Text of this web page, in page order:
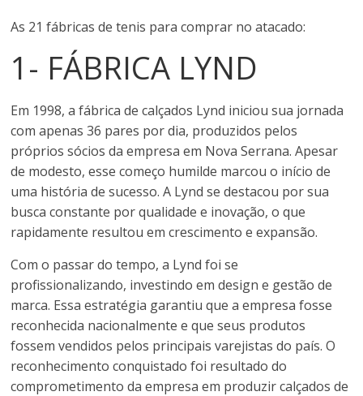
calçados
revender
As 21 fábricas de tenis para comprar no atacado:
1- FÁBRICA LYND
Em 1998, a fábrica de calçados Lynd iniciou sua jornada
com apenas 36 pares por dia, produzidos pelos
próprios sócios da empresa em Nova Serrana. Apesar
de modesto, esse começo humilde marcou o início de
uma história de sucesso. A Lynd se destacou por sua
busca constante por qualidade e inovação, o que
rapidamente resultou em crescimento e expansão.
Com o passar do tempo, a Lynd foi se
profissionalizando, investindo em design e gestão de
marca. Essa estratégia garantiu que a empresa fosse
reconhecida nacionalmente e que seus produtos
fossem vendidos pelos principais varejistas do país. O
reconhecimento conquistado foi resultado do
comprometimento da empresa em produzir calçados de